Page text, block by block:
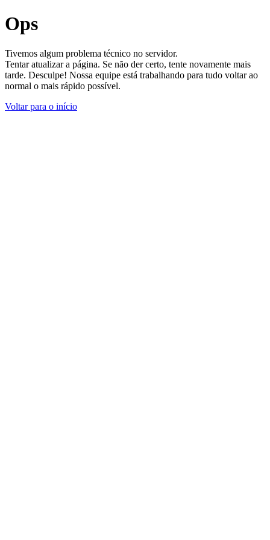
Ops
Tivemos algum problema técnico no servidor.
Tentar atualizar a página. Se não der certo, tente novamente mais
tarde. Desculpe! Nossa equipe está trabalhando para tudo voltar ao
normal o mais rápido possível.
Voltar para o início